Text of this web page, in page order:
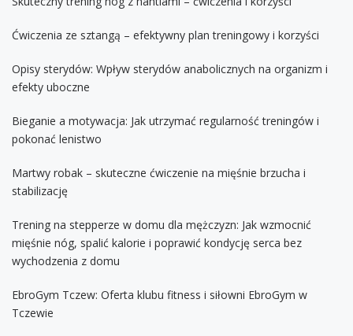
Ćwiczenia ze sztangą – efektywny plan treningowy i korzyści
Opisy sterydów: Wpływ sterydów anabolicznych na organizm i
efekty uboczne
Bieganie a motywacja: Jak utrzymać regularność treningów i
pokonać lenistwo
Martwy robak – skuteczne ćwiczenie na mięśnie brzucha i
stabilizację
Trening na stepperze w domu dla mężczyzn: Jak wzmocnić
mięśnie nóg, spalić kalorie i poprawić kondycję serca bez
wychodzenia z domu
EbroGym Tczew: Oferta klubu fitness i siłowni EbroGym w
Tczewie